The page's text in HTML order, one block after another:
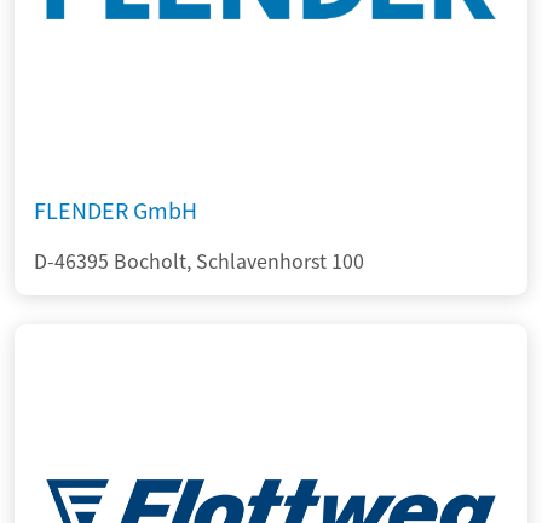
FLENDER GmbH
D-46395 Bocholt, Schlavenhorst 100